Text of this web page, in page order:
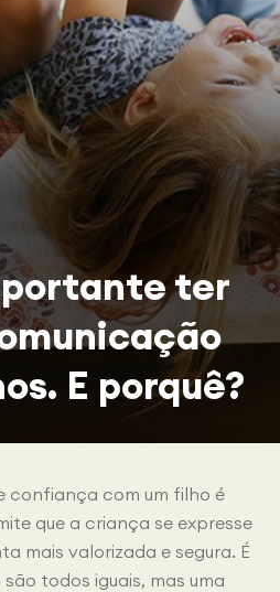
ter
E porquê?
confiança com um filho é
que a criança se expresse
mais valorizada e segura. É
todos iguais, mas uma